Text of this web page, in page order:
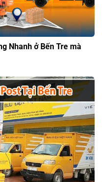
Nhanh ở Bến Tre mà